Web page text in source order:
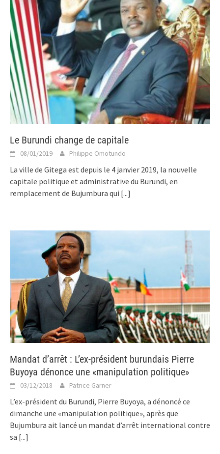
Le Burundi change de capitale
08/01/2019 Philippe Omotundo
La ville de Gitega est depuis le 4 janvier 2019, la nouvelle
capitale politique et administrative du Burundi, en
remplacement de Bujumbura qui [...]
Mandat d’arrêt : L’ex-président burundais Pierre
Buyoya dénonce une «manipulation politique»
03/12/2018 Patrice Garner
L’ex-président du Burundi, Pierre Buyoya, a dénoncé ce
dimanche une «manipulation politique», après que
Bujumbura ait lancé un mandat d’arrêt international contre
sa [...]